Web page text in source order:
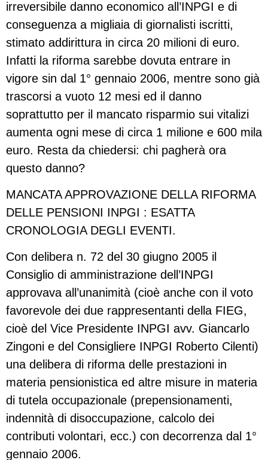
irreversibile danno economico all’INPGI e di
conseguenza a migliaia di giornalisti iscritti,
stimato addirittura in circa 20 milioni di euro.
Infatti la riforma sarebbe dovuta entrare in
vigore sin dal 1° gennaio 2006, mentre sono già
trascorsi a vuoto 12 mesi ed il danno
soprattutto per il mancato risparmio sui vitalizi
aumenta ogni mese di circa 1 milione e 600 mila
euro. Resta da chiedersi: chi pagherà ora
questo danno?
MANCATA APPROVAZIONE DELLA RIFORMA
DELLE PENSIONI INPGI : ESATTA
CRONOLOGIA DEGLI EVENTI.
Con delibera n. 72 del 30 giugno 2005 il
Consiglio di amministrazione dell’INPGI
approvava all’unanimità (cioè anche con il voto
favorevole dei due rappresentanti della FIEG,
cioè del Vice Presidente INPGI avv. Giancarlo
Zingoni e del Consigliere INPGI Roberto Cilenti)
una delibera di riforma delle prestazioni in
materia pensionistica ed altre misure in materia
di tutela occupazionale (prepensionamenti,
indennità di disoccupazione, calcolo dei
contributi volontari, ecc.) con decorrenza dal 1°
gennaio 2006.